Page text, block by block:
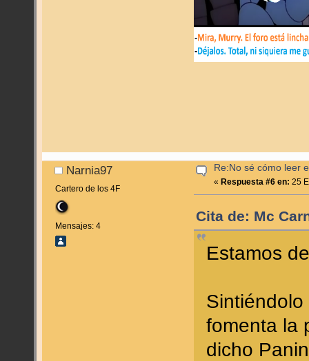
Narnia97
Cartero de los 4F
Mensajes: 4
Re:No sé cómo leer
« Respuesta #6 en: 25
Cita de: Mc
Estamos
fomenta la
dicho